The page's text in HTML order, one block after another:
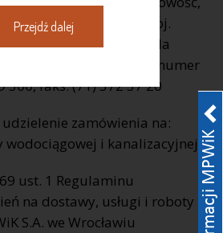
50 – 421 Wrocław, woj.
nr domu, nr lokalu: ul. Na
www.mpwik.wroc.pl numer
500, faks: (71) 372 37 20
zamówienia na:
i kanalizacyjnej
ust. 1 Regulaminu
na dostawy, usługi i roboty
S.A. we Wrocławiu
Przejdź dalej